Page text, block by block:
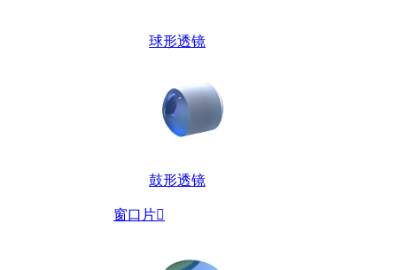
球形透镜
鼓形透镜
窗口片